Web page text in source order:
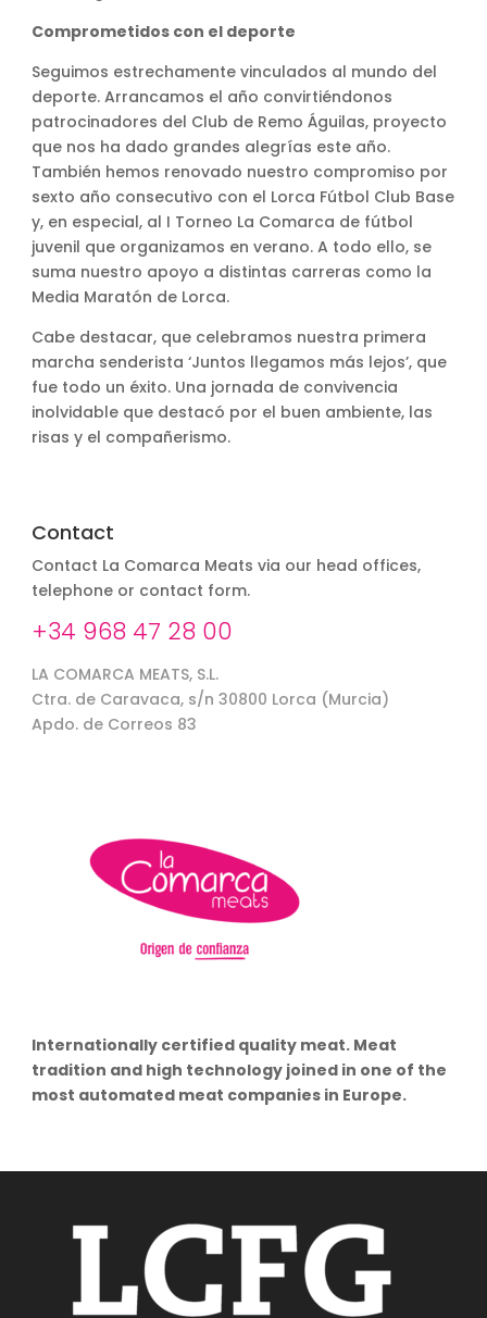
Comprometidos con el deporte
Seguimos estrechamente vinculados al mundo del
deporte. Arrancamos el año convirtiéndonos
patrocinadores del Club de Remo Águilas, proyecto
que nos ha dado grandes alegrías este año.
También hemos renovado nuestro compromiso por
sexto año consecutivo con el Lorca Fútbol Club Base
y, en especial, al I Torneo La Comarca de fútbol
juvenil que organizamos en verano. A todo ello, se
suma nuestro apoyo a distintas carreras como la
Media Maratón de Lorca.
Cabe destacar, que celebramos nuestra primera
marcha senderista ‘Juntos llegamos más lejos’, que
fue todo un éxito. Una jornada de convivencia
inolvidable que destacó por el buen ambiente, las
risas y el compañerismo.
Contact
Contact La Comarca Meats via our head offices,
telephone or contact form.
+34 968 47 28 00
LA COMARCA MEATS, S.L.
Ctra. de Caravaca, s/n 30800 Lorca (Murcia)
Apdo. de Correos 83
Internationally certified quality meat. Meat
tradition and high technology joined in one of the
most automated meat companies in Europe.